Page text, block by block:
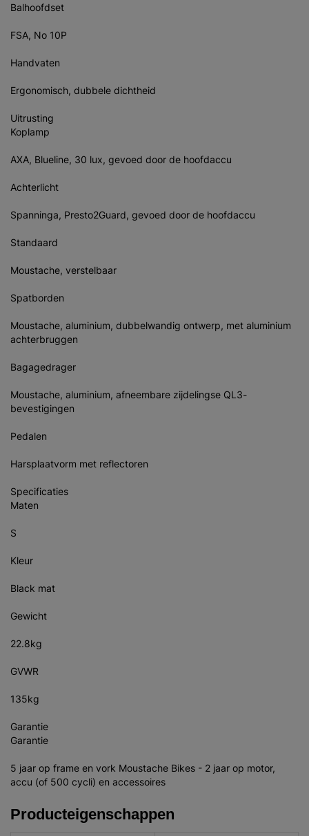
Balhoofdset
FSA, No 10P
Handvaten
Ergonomisch, dubbele dichtheid
Uitrusting
Koplamp
AXA, Blueline, 30 lux, gevoed door de hoofdaccu
Achterlicht
Spanninga, Presto2Guard, gevoed door de hoofdaccu
Standaard
Moustache, verstelbaar
Spatborden
Moustache, aluminium, dubbelwandig ontwerp, met aluminium
achterbruggen
Bagagedrager
Moustache, aluminium, afneembare zijdelingse QL3-
bevestigingen
Pedalen
Harsplaatvorm met reflectoren
Specificaties
Maten
S
Kleur
Black mat
Gewicht
22.8kg
GVWR
135kg
Garantie
Garantie
5 jaar op frame en vork Moustache Bikes - 2 jaar op motor,
accu (of 500 cycli) en accessoires
Producteigenschappen